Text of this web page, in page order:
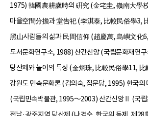
1975) 韓國農耕歲時의 硏究 (金宅圭, 嶺南大學
마을空間分擔과 堂告祀 (李淇泰, 比較民俗學3,
黑山사람들의 삶과 民間信仰 (趙慶萬, 島嶼文化
도서문화연구소, 1988) 산간신앙 (국립문화재연
당산제와 놀이의 특성 (金炯珠, 比較民俗學11,
강원도 민속문화론 (김의숙, 집문당, 1995) 한국의
(국립민속박물관, 1995～2003) 산간신앙Ⅱ (국